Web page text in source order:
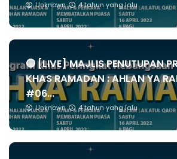
Unknown 4 tahun yang lalu
🔴 [LIVE] MAJLIS PENUTUPAN
KHAS RAMADAN : AHLAN YA
#06...
Unknown 4 tahun yang lalu